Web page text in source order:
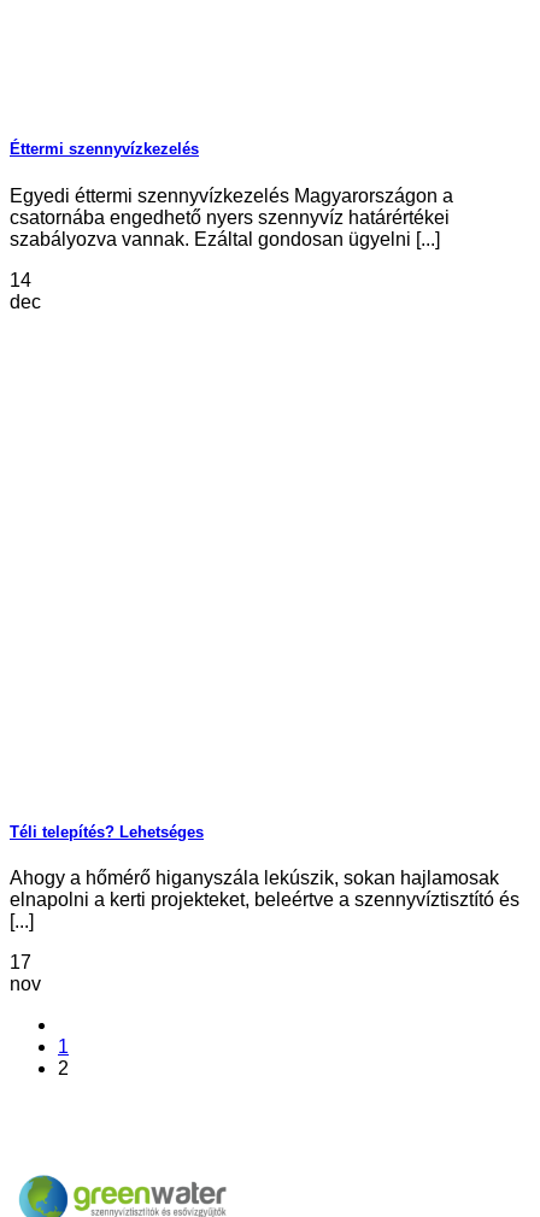
Éttermi szennyvízkezelés
Egyedi éttermi szennyvízkezelés Magyarországon a
csatornába engedhető nyers szennyvíz határértékei
szabályozva vannak. Ezáltal gondosan ügyelni [...]
14
dec
Téli telepítés? Lehetséges
Ahogy a hőmérő higanyszála lekúszik, sokan hajlamosak
elnapolni a kerti projekteket, beleértve a szennyvíztisztító és
[...]
17
nov
1
2